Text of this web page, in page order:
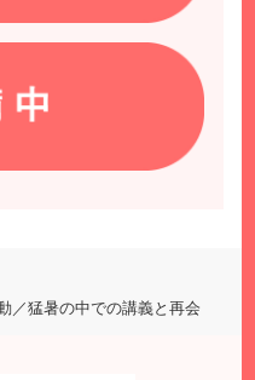
／猛暑の中での講義と再会